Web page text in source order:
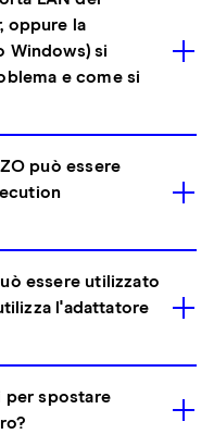
oppure la
Windows) si
e come si
può essere
essere utilizzato
l'adattatore
per spostare